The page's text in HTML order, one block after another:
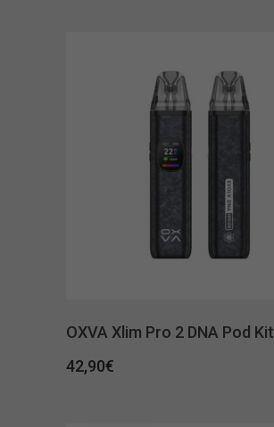
OXVA Xlim Pro 2 DNA Pod Kit
42,90€